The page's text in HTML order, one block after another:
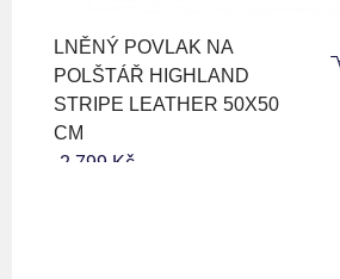
LNĚNÝ POVLAK NA
POLŠTÁŘ HIGHLAND
STRIPE LEATHER 50X50
CM
2 799 Kč